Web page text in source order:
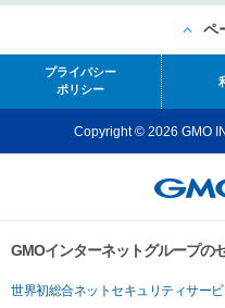
ペ
プライバシー
ポリシー
Copyright © 2026 GMO
GMOインターネットグループの
世界初総合ネットセキュリティサービ